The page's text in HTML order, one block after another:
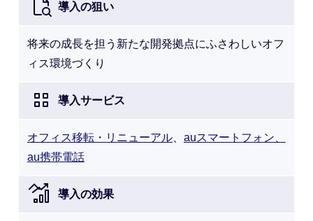
導入の狙い
将来の成長を担う新たな開発拠点にふさわしいオフ
ィス環境づくり
導入サービス
オフィス移転・リニューアル、 auスマートフォン、
au携帯電話
導入の効果